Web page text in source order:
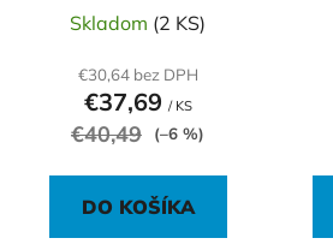
Skladom (2 KS)
€30,64 bez DPH
€37,69 / KS
€40,49 (–6 %)
DO KOŠÍKA